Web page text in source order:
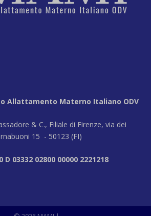
Allattamento Materno Italiano ODV
& C., Filiale di Firenze, via dei
15 - 50123 (FI)
D 03332 02800 00000 2221218